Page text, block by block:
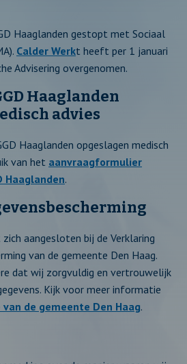
Haaglanden gestopt met Sociaal
Calder Werkt heeft per 1 januari
Advisering overgenomen.
Haaglanden
advies
Haaglanden opgeslagen medisch
van het aanvraagformulier
Haaglanden.
aangesloten bij de Verklaring
van de gemeente Den Haag.
dat wij zorgvuldig en vertrouwelijk
Kijk voor meer informatie
de gemeente Den Haag.